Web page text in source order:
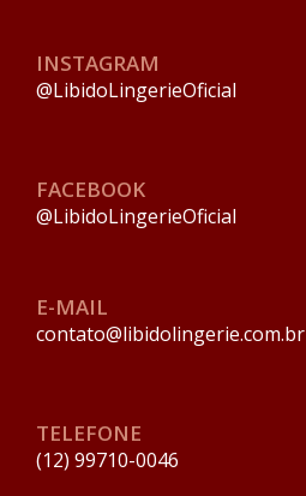
INSTAGRAM
@LibidoLingerieOficial
FACEBOOK
@LibidoLingerieOficial
E-MAIL
contato@libidolingerie.com.br
TELEFONE
(12) 99710-0046